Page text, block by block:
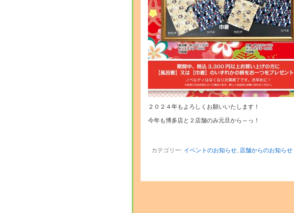
２０２４年もよろしくお願いいたします！
今年も博多店と２店舗のみ元旦から～っ！
カテゴリー: イベントのお知らせ, 店舗からのお知らせ|